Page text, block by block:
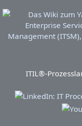
ITIL®-